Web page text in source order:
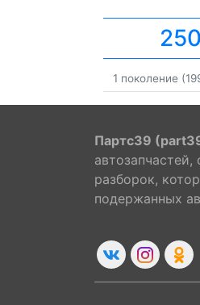
1 поколение
Партс39
разборок,
подержанных